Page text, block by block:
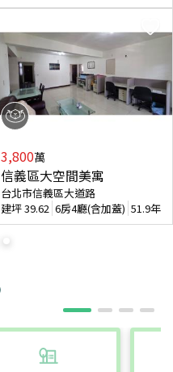
3,800萬
信義區大空間美寓
台北市信義區大道路
建坪39.62 6房4廳(含加蓋) 51.9年